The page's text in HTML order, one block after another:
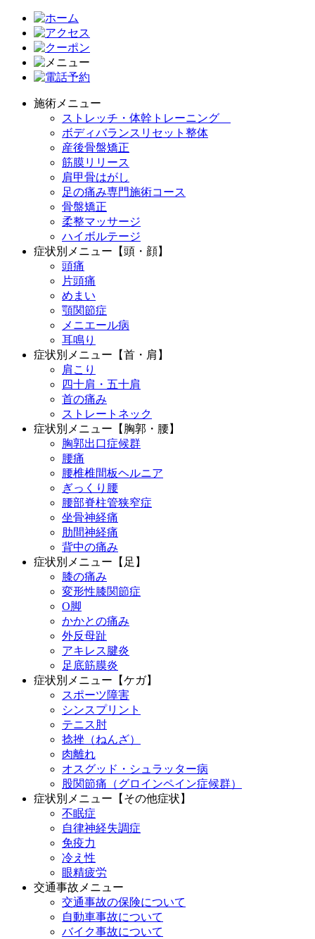
施術メニュー
ストレッチ・体幹トレーニング
ボディバランスリセット整体
産後骨盤矯正
筋膜リリース
肩甲骨はがし
足の痛み専門施術コース
骨盤矯正
柔整マッサージ
ハイボルテージ
症状別メニュー【頭・顔】
頭痛
片頭痛
めまい
顎関節症
メニエール病
耳鳴り
症状別メニュー【首・肩】
肩こり
四十肩・五十肩
首の痛み
ストレートネック
症状別メニュー【胸郭・腰】
胸郭出口症候群
腰痛
腰椎椎間板ヘルニア
ぎっくり腰
腰部脊柱管狭窄症
坐骨神経痛
肋間神経痛
背中の痛み
症状別メニュー【足】
膝の痛み
変形性膝関節症
O脚
かかとの痛み
外反母趾
アキレス腱炎
足底筋膜炎
症状別メニュー【ケガ】
スポーツ障害
シンスプリント
テニス肘
捻挫（ねんざ）
肉離れ
オスグッド・シュラッター病
股関節痛（グロインペイン症候群）
症状別メニュー【その他症状】
不眠症
自律神経失調症
免疫力
冷え性
眼精疲労
交通事故メニュー
交通事故の保険について
自動車事故について
バイク事故について